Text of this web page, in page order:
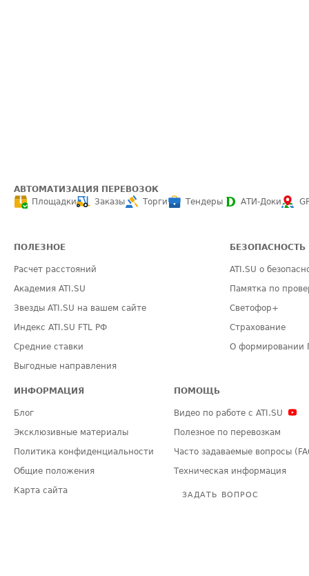
АВТОМАТИЗАЦИЯ ПЕРЕВОЗОК
Площадки
Заказы Торги Тендеры АТИ-Доки
ПОЛЕЗНОЕ
Расчет расстояний
Академия ATI.SU
Звезды ATI.SU на вашем сайте
Индекс ATI.SU FTL РФ
Средние ставки
Выгодные направления
БЕЗОПАСНОСТЬ
ATI.SU о
Памятка по
Светофор+
Страхование
О формировании
ИНФОРМАЦИЯ
Блог
Эксклюзивные материалы
Политика конфиденциальности
Общие положения
Карта сайта
ПОМОЩЬ
Видео по работе с ATI.SU
Полезное по перевозкам
Часто задаваемые вопросы
Техническая информация
ЗАДАТЬ ВОПРОС